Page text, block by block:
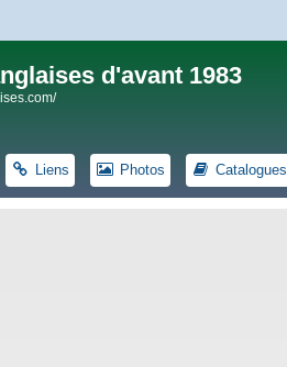
d'avant 1983
Liens Photos Catalogues